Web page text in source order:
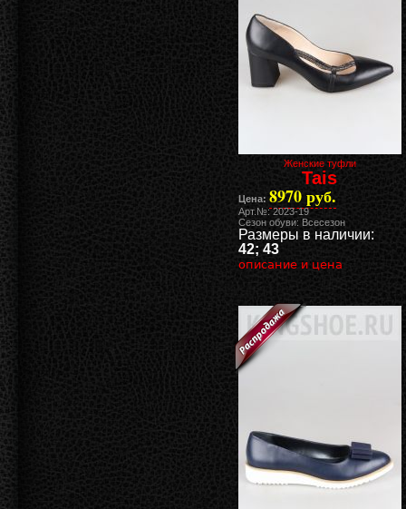
Женские туфли
Tais
Цена: 8970 руб.
Арт.№: 2023-19
Сезон обуви: Всесезон
Размеры в наличии:
42; 43
описание и цена